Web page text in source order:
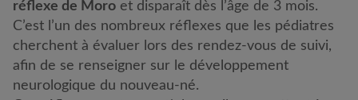
réflexe de Moro et disparaît dès l’âge de 3 mois.
C’est l’un des nombreux réflexes que les pédiatres
cherchent à évaluer lors des rendez-vous de suivi,
afin de se renseigner sur le développement
neurologique du nouveau-né.